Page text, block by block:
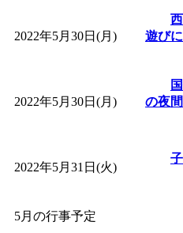
2022年5月30日(月)
遊び
2022年5月30日(月)
の夜
2022年5月31日(火)
5月の行事予定